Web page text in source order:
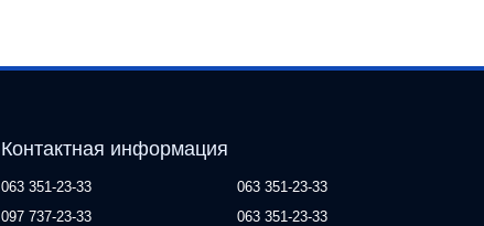
Контактная информация
063 351-23-33
097 737-23-33
063 351-23-33
063 351-23-33